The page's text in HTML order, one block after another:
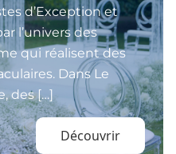
d’Exception et
l’univers des
qui réalisent des
Dans Le
des […]
Découvrir